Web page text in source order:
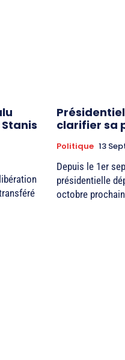
clarifier sa
Politique 13
Depuis le 1er
présidentielle
octobre